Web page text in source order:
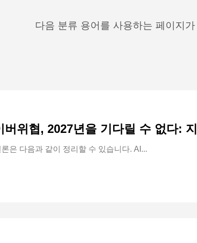
다음 분류 용어를 사용하는 페이지
버위협, 2027년을 기다릴 수 없다:
은 다음과 같이 정리할 수 있습니다. AI...